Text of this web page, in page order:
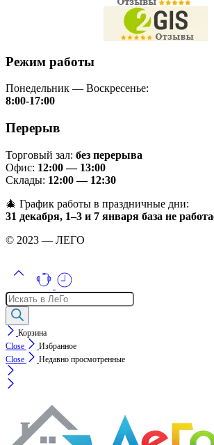
Режим работы
Понедельник — Воскресенье:
8:00-17:00
Перерыв
Торговый зал: без перерыва
Офис: 12:00 — 13:00
Склады: 12:00 — 12:30
🎄 График работы в праздничные дни:
31 декабря, 1–3 и 7 января база не
© 2023 — ЛЕГО
Поиск
товаров
Корзина
Close
Избранное
Close
Недавно просмотренные